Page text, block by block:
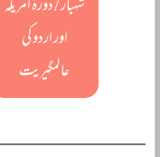
شہبازؒ / دورۂ امریکہ
اور اردو کی
عالمگیریت